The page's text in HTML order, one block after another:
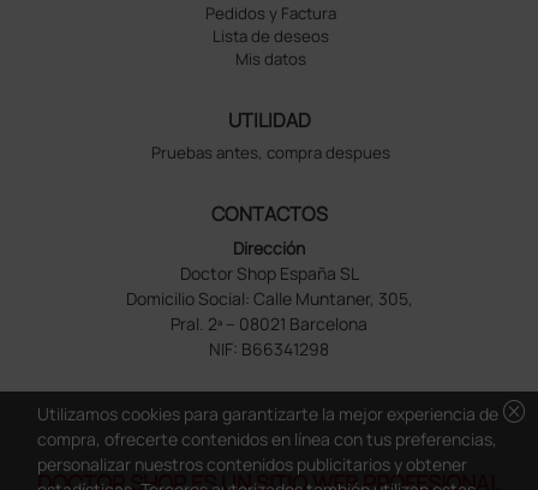
Pedidos y Factura
Lista de deseos
Mis datos
UTILIDAD
Pruebas antes, compra despues
CONTACTOS
Dirección
Doctor Shop España SL
Domicilio Social: Calle Muntaner, 305,
Pral. 2ª – 08021 Barcelona
NIF: B66341298
DOCTOR SHOP ES UN SITIO WEB PROFESIONAL
cancel
Utilizamos cookies para garantizarte la mejor experiencia de
compra, ofrecerte contenidos en línea con tus preferencias,
personalizar nuestros contenidos publicitarios y obtener